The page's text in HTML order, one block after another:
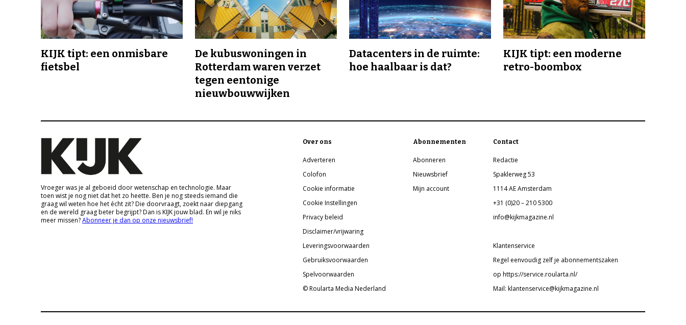
KIJK tipt: een onmisbare
fietsbel
De kubuswoningen in
Rotterdam waren verzet
tegen eentonige
nieuwbouwwijken
Datacenters in de ruimte:
hoe haalbaar is dat?
KIJK tipt: een moderne
retro-boombox
Vroeger was je al geboeid door wetenschap en technologie. Maar
toen wist je nog niet dat het zo heette. Ben je nog steeds iemand die
graag wil weten hoe het écht zit? Die doorvraagt, zoekt naar diepgang
en de wereld graag beter begrijpt? Dan is KIJK jouw blad. En wil je niks
meer missen?Abonneer je dan op onze nieuwsbrief!
Over ons
Adverteren
Colofon
Cookie informatie
Cookie Instellingen
Privacy beleid
Disclaimer/vrijwaring
Leveringsvoorwaarden
Gebruiksvoorwaarden
Spelvoorwaarden
© Roularta Media Nederland
Abonnementen
Abonneren
Nieuwsbrief
Mijn account
Contact
Redactie
Spaklerweg 53
1114 AE Amsterdam
+31 (0)20 – 210 5300
info@kijkmagazine.nl
Klantenservice
Regel eenvoudig zelf je abonnementszaken
op https://service.roularta.nl/
Mail: klantenservice@kijkmagazine.nl